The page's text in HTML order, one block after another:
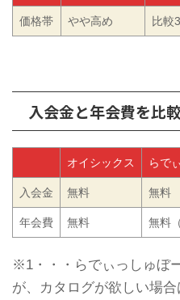
価格帯 やや高め 比較
入会金と年会費を比較
オイシックス らで
入会金 無料 無料
年会費 無料 無料
※1・・・らでぃっしゅぼ
が、カタログが欲しい場合